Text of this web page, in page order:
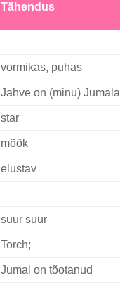
Tähendus
vormikas, puhas
Jahve on (minu) Jumala
star
mõõk
elustav
suur suur
Torch;
Jumal on tõotanud